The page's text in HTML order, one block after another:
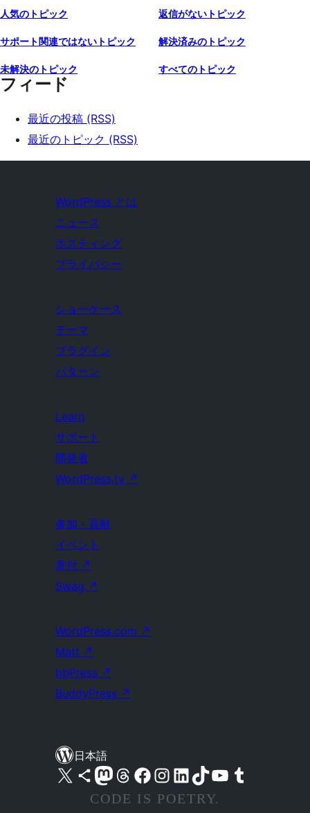
人気のトピック 返信がないトピック
サポート関連ではないトピック 解決済みのトピック
未解決のトピック すべてのトピック
フィード
最近の投稿 (RSS)
最近のトピック (RSS)
WordPress とは
ニュース
ホスティング
プライバシー
ショーケース
テーマ
プラグイン
パターン
Learn
サポート
開発者
WordPress.tv ↗
参加・貢献
イベント
寄付 ↗
Swag ↗
WordPress.com ↗
Matt ↗
bbPress ↗
BuddyPress ↗
日本語
X (旧 Twitter) アカウントへ Bluesky アカウントへ Mastodon アカウントへ Threads アカウントへ Facebook ページへ Instagram アカウントへ LinkedIn アカウントへTikTok アカウントへ YouTube チャンネルへ Tumblr アカウントへ
CODE IS POETRY.